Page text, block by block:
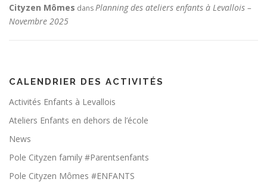
Cityzen Mômes dansPlanning des ateliers enfants à Levallois –
Novembre 2025
CALENDRIER DES ACTIVITÉS
Activités Enfants à Levallois
Ateliers Enfants en dehors de l’école
News
Pole Cityzen family #Parentsenfants
Pole Cityzen Mômes #ENFANTS